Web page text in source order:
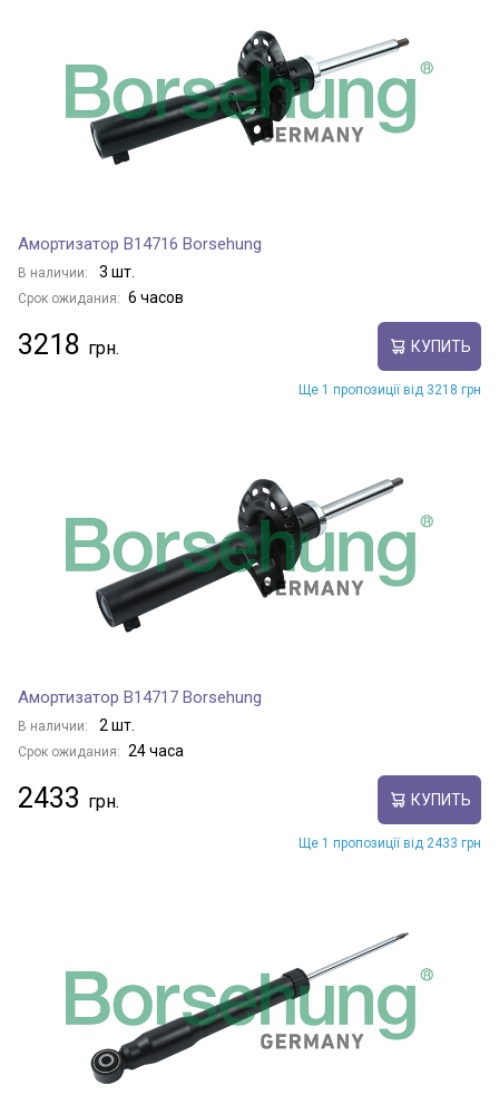
Амортизатор B14716 Borsehung
В наличии: 3 шт.
Срок ожидания: 6 часов
3218 КУПИТЬ
Ще 1 пропозиції від 3218 грн
Амортизатор B14717 Borsehung
В наличии: 2 шт.
Срок ожидания: 24 часа
2433 КУПИТЬ
Ще 1 пропозиції від 2433 грн